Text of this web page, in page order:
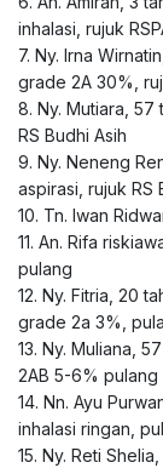
inhalasi, rujuk
7. Ny. Irna
grade 2A 30%,
8. Ny. Mutiara,
RS Budhi Asih
9. Ny. Neneng
aspirasi, rujuk RS
10. Tn. Iwan
11. An. Rifa
pulang
12. Ny. Fitria, 20
grade 2a 3%,
13. Ny. Muliana,
2AB 5-6% pulang
14. Nn. Ayu
inhalasi ringan,
15. Ny. Reti